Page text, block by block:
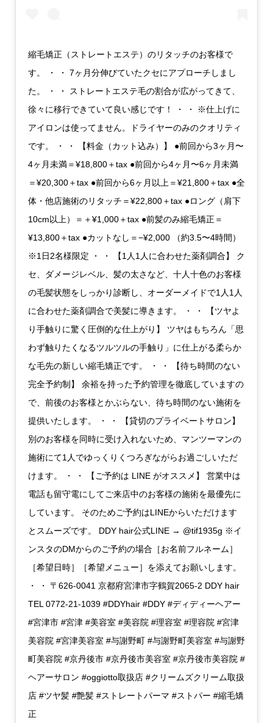
縮毛矯正（ストレートエステ）のリタッチのお客様で
す。 ・ ・ 7ヶ月分伸びていたクセにアプローチしまし
た。 ・ ・ ストレートエステ毛の割合が広がってきて、
徐々に移行できていて良い感じです！ ・ ・ ※仕上げに
アイロンは使ってません。ドライヤーのみのクオリティ
です。 ・ ・ 【料金（カット込み）】 ●前回から3ヶ月〜
4ヶ月未満＝¥18,800＋tax ●前回から4ヶ月〜6ヶ月未満
＝¥20,300＋tax ●前回から6ヶ月以上＝¥21,800＋tax ●全
体・他店施術のリタッチ＝¥22,800＋tax ●ロング（肩下
10cm以上）＝＋¥1,000＋tax ●前髪のみ縮毛矯正＝
¥13,800＋tax ●カットなし＝−¥2,000 （約3.5〜4時間）
※1日2名様限定 ・ ・ 【1人1人に合わせた薬剤調合】 ク
セ、ダメージレベル、髪の太さなど、十人十色のお客様
の毛髪状態をしっかり診断し、オーダーメイドで1人1人
に合わせた薬剤調合で美髪に導きます。 ・ ・ 【ツヤよ
り手触りに驚く圧倒的な仕上がり】 ツヤはもちろん「思
わず触りたくなるツルツルの手触り」に仕上がる柔らか
な毛先の新しい縮毛矯正です。 ・ ・ 【待ち時間のない
完全予約制】 余裕を持った予約管理を徹底していますの
で、前後のお客様とかぶらない、待ち時間のない施術を
提供いたします。 ・ ・ 【貸切のプライベートサロン】
別のお客様を同時に受け入れないため、マンツーマンの
施術にて1人でゆっくりくつろぎながらお過ごしいただ
けます。 ・ ・ 【ご予約は LINE がオススメ】 営業中は
電話も留守電にしてご来店中のお客様の施術を最優先に
しています。 そのためご予約はLINEからいただけます
とスムーズです。 DDY hair公式LINE → @tif1935g ※イ
ンスタのDMからのご予約の場合［お名前フルネーム］
［希望日時］［希望メニュー］を添えてお願いします。
・ ・ 〒626-0041 京都府宮津市字鶴賀2065-2 DDY hair
TEL 0772-21-1039 #DDYhair #DDY #ディディーヘアー
#宮津市 #宮津 #美容室 #美容院 #理容室 #理容院 #宮津
美容院 #宮津美容室 #与謝野町 #与謝野町美容室 #与謝野
町美容院 #京丹後市 #京丹後市美容室 #京丹後市美容院 #
ヘアーサロン #oggiotto取扱店 #クリームズクリーム取扱
店 #ツヤ髪 #艶髪 #ストレートパーマ #ストパー #縮毛矯
正